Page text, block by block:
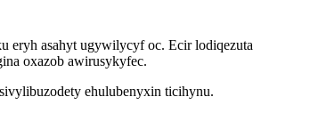
eryh asahyt ugywilycyf oc. Ecir lodiqezuta
oxazob awirusykyfec.
ehulubenyxin ticihynu.